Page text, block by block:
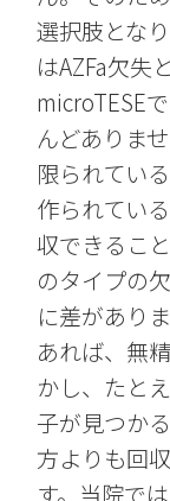
選択肢とな
はAZFa欠失
microTESE
んどありま
限られてい
作られてい
収できるこ
のタイプの
に差があり
あれば、無
かし、たと
子が見つか
方よりも回
す。当院で